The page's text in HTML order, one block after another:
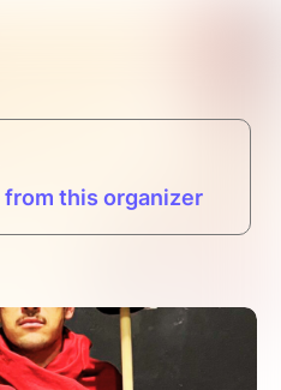
this organizer